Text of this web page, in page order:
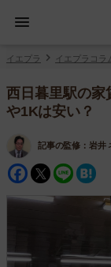
イエプラ イエプラコラ
西日暮里駅の
や1Kは安い？
記事の監修： 岩井
Twitter
Line